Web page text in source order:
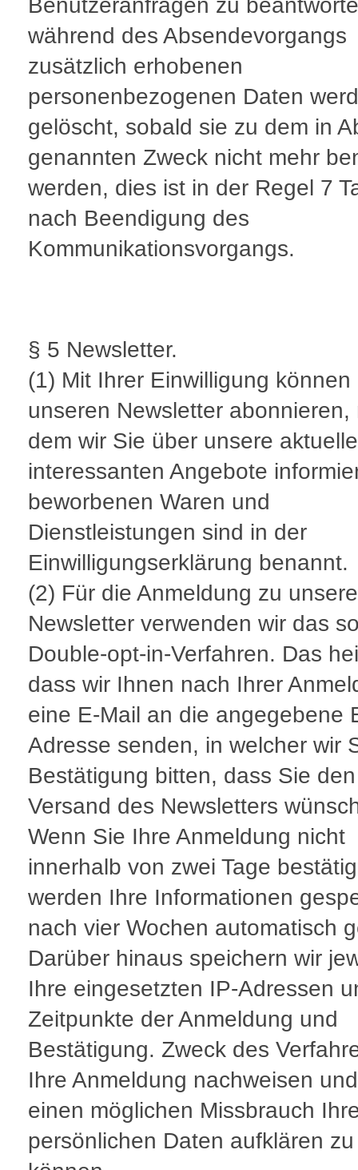
Benutzeranfragen zu
während des Absendevorgangs
zusätzlich erhobenen
personenbezogenen Daten
gelöscht, sobald sie zu dem in
genannten Zweck nicht mehr
werden, dies ist in der Regel 7
nach Beendigung des
Kommunikationsvorgangs.
§ 5 Newsletter.
(1) Mit Ihrer Einwilligung können
unseren Newsletter abonnieren,
dem wir Sie über unsere
interessanten Angebote
beworbenen Waren und
Dienstleistungen sind in der
Einwilligungserklärung benannt.
(2) Für die Anmeldung zu
Newsletter verwenden wir das
Double-opt-in-Verfahren. Das
dass wir Ihnen nach Ihrer
eine E-Mail an die angegebene
Adresse senden, in welcher wir
Bestätigung bitten, dass Sie den
Versand des Newsletters
Wenn Sie Ihre Anmeldung nicht
innerhalb von zwei Tage
werden Ihre Informationen
nach vier Wochen automatisch
Darüber hinaus speichern wir
Ihre eingesetzten IP-Adressen
Zeitpunkte der Anmeldung und
Bestätigung. Zweck des
Ihre Anmeldung nachweisen
einen möglichen Missbrauch
persönlichen Daten aufklären zu